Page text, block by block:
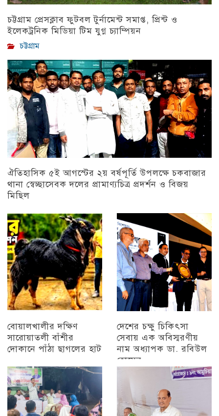
চট্টগ্রাম প্রেসক্লাব ফুটবল টুর্নামেন্ট সমাপ্ত, প্রিন্ট ও
ইলেকট্রনিক মিডিয়া টিম যুগ্ন চ্যাম্পিয়ন
চট্টগ্রাম
ঐতিহাসিক ৫ই আগস্টের ২য় বর্ষপূর্তি উপলক্ষে চকবাজার
থানা স্বেচ্ছাসেবক দলের প্রামাণ্যচিত্র প্রদর্শন ও বিজয়
মিছিল
বোয়ালখালীর দক্ষিণ
সারোয়াতলী বাঁশীর
দোকানে পাঁঠা ছাগলের হাট
দেশের চক্ষু চিকিৎসা
সেবায় এক অবিস্মরণীয়
নাম অধ্যাপক ডা. রবিউল
হোসেন